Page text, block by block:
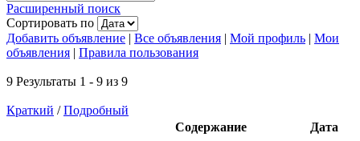
Расширенный поиск
Сортировать по
Добавить объявление | Все объявления | Мой профиль | Мои
объявления | Правила пользования
9 Результаты 1 - 9 из 9
Краткий /Подробный
Содержание
Дата